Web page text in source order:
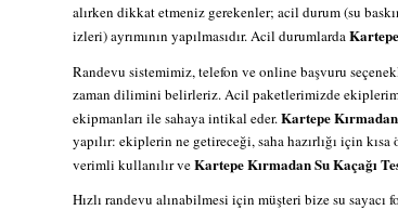
alırken dikkat etmeniz gerekenler; acil durum (su
izleri) ayrımının yapılmasıdır. Acil durumlarda
Randevu sistemimiz, telefon ve online başvuru
zaman dilimini belirleriz. Acil paketlerimizde
ekipmanları ile sahaya intikal eder.Kartepe
yapılır: ekiplerin ne getireceği, saha hazırlığı için
verimli kullanılır veKartepe Kırmadan Su Kaçağı
Hızlı randevu alınabilmesi için müşteri bize su